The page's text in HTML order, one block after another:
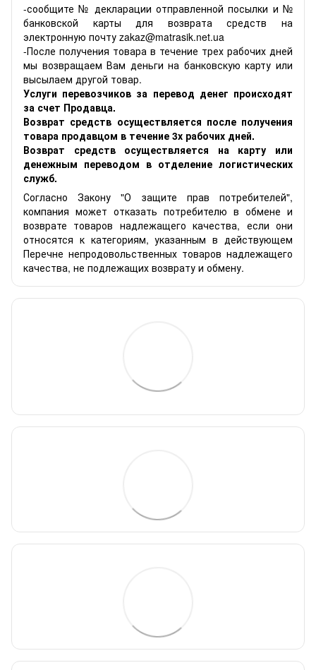
-сообщите № декларации отправленной посылки и №
банковской карты для возврата средств на
электронную почту zakaz@matrasik.net.ua
-После получения товара в течение трех рабочих дней
мы возвращаем Вам деньги на банковскую карту или
высылаем другой товар.
Услуги перевозчиков за перевод денег происходят
за счет Продавца.
Возврат средств осуществляется после получения
товара продавцом в течение 3х рабочих дней.
Возврат средств осуществляется на карту или
денежным переводом в отделение логистических
служб.
Согласно Закону "О защите прав потребителей",
компания может отказать потребителю в обмене и
возврате товаров надлежащего качества, если они
относятся к категориям, указанным в действующем
Перечне непродовольственных товаров надлежащего
качества, не подлежащих возврату и обмену.